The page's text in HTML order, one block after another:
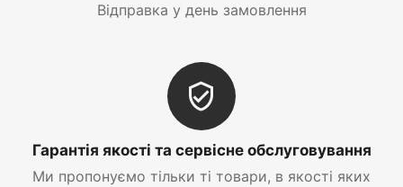
Відправка у день замовлення
Гарантія якості та сервісне обслуговування
Ми пропонуємо тільки ті товари, в якості яких